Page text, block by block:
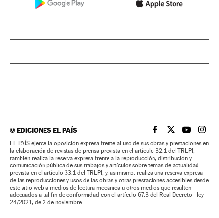
©EDICIONES EL PAÍS EL PAÍS BRASIL EN
EL PAÍSEL PAÍS
EL
EL PAÍS ejerce la oposición expresa frente al uso de sus obras y prestaciones en
la elaboración de revistas de prensa prevista en el artículo 32.1 del TRLPI;
también realiza la reserva expresa frente a la reproducción, distribución y
comunicación pública de sus trabajos y artículos sobre temas de actualidad
prevista en el artículo 33.1 del TRLPI; y, asimismo, realiza una reserva expresa
de las reproducciones y usos de las obras y otras prestaciones accesibles desde
este sitio web a medios de lectura mecánica u otros medios que resulten
adecuados a tal fin de conformidad con el artículo 67.3 del Real Decreto - ley
24/2021, de 2 de noviembre